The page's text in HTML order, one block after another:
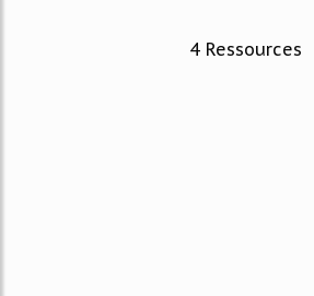
4 Ressources